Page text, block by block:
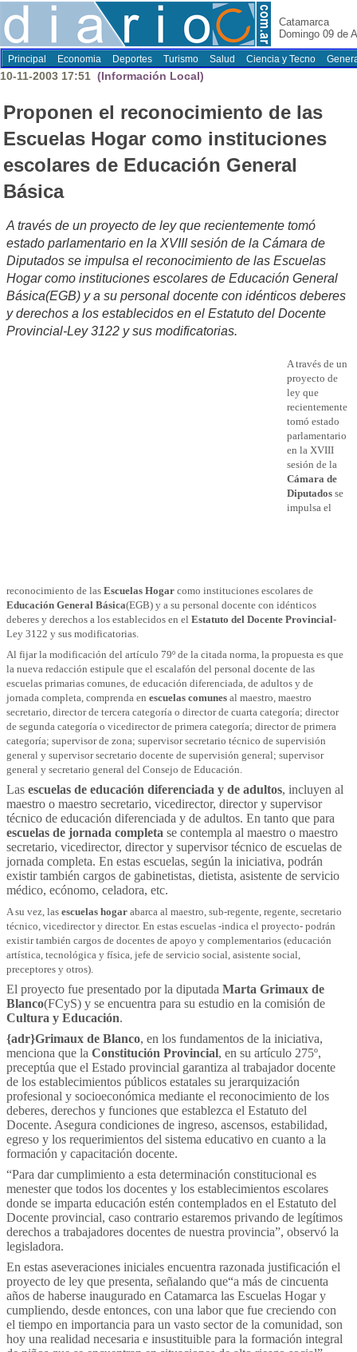
Catamarca
Domingo 09 de
Principal Economia Deportes Turismo Salud Ciencia y Tecno
10-11-2003 17:51 (Información Local)
Proponen el reconocimiento de las
Escuelas Hogar como instituciones
escolares de Educación General
Básica
A través de un proyecto de ley que recientemente tomó
estado parlamentario en la XVIII sesión de la Cámara de
Diputados se impulsa el reconocimiento de las Escuelas
Hogar como instituciones escolares de Educación General
Básica(EGB) y a su personal docente con idénticos deberes
y derechos a los establecidos en el Estatuto del Docente
Provincial-Ley 3122 y sus modificatorias.
A través de un
proyecto de
ley que
recientemente
tomó estado
parlamentario
en la XVIII
sesión de la
Cámara de
Diputados se
impulsa el
reconocimiento de las Escuelas Hogar como instituciones escolares de
Educación General Básica(EGB) y a su personal docente con idénticos
deberes y derechos a los establecidos en el Estatuto del Docente Provincial-
Ley 3122 y sus modificatorias.
Al fijar la modificación del artículo 79º de la citada norma, la propuesta es que
la nueva redacción estipule que el escalafón del personal docente de las
escuelas primarias comunes, de educación diferenciada, de adultos y de
jornada completa, comprenda en escuelas comunes al maestro, maestro
secretario, director de tercera categoría o director de cuarta categoría; director
de segunda categoría o vicedirector de primera categoría; director de primera
categoría; supervisor de zona; supervisor secretario técnico de supervisión
general y supervisor secretario docente de supervisión general; supervisor
general y secretario general del Consejo de Educación.
Las escuelas de educación diferenciada y de adultos, incluyen al
maestro o maestro secretario, vicedirector, director y supervisor
técnico de educación diferenciada y de adultos. En tanto que para
escuelas de jornada completa se contempla al maestro o maestro
secretario, vicedirector, director y supervisor técnico de escuelas de
jornada completa. En estas escuelas, según la iniciativa, podrán
existir también cargos de gabinetistas, dietista, asistente de servicio
médico, ecónomo, celadora, etc.
A su vez, las escuelas hogar abarca al maestro, sub-regente, regente, secretario
técnico, vicedirector y director. En estas escuelas -indica el proyecto- podrán
existir también cargos de docentes de apoyo y complementarios (educación
artística, tecnológica y física, jefe de servicio social, asistente social,
preceptores y otros).
El proyecto fue presentado por la diputada Marta Grimaux de
Blanco(FCyS) y se encuentra para su estudio en la comisión de
Cultura y Educación.
{adr}Grimaux de Blanco, en los fundamentos de la iniciativa,
menciona que la Constitución Provincial, en su artículo 275º,
preceptúa que el Estado provincial garantiza al trabajador docente
de los establecimientos públicos estatales su jerarquización
profesional y socioeconómica mediante el reconocimiento de los
deberes, derechos y funciones que establezca el Estatuto del
Docente. Asegura condiciones de ingreso, ascensos, estabilidad,
egreso y los requerimientos del sistema educativo en cuanto a la
formación y capacitación docente.
“Para dar cumplimiento a esta determinación constitucional es
menester que todos los docentes y los establecimientos escolares
donde se imparta educación estén contemplados en el Estatuto del
Docente provincial, caso contrario estaremos privando de legítimos
derechos a trabajadores docentes de nuestra provincia”, observó la
legisladora.
En estas aseveraciones iniciales encuentra razonada justificación el
proyecto de ley que presenta, señalando que“a más de cincuenta
años de haberse inaugurado en Catamarca las Escuelas Hogar y
cumpliendo, desde entonces, con una labor que fue creciendo con
el tiempo en importancia para un vasto sector de la comunidad, son
hoy una realidad necesaria e insustituible para la formación integral